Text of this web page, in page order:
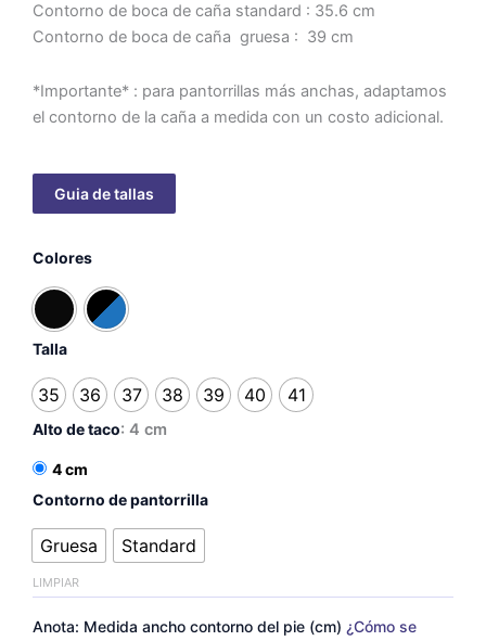
Contorno de boca de caña standard : 35.6 cm
Contorno de boca de caña gruesa : 39 cm
*Importante* : para pantorrillas más anchas, adaptamos
el contorno de la caña a medida con un costo adicional.
Colores
Talla
35 36 37 38 39 40 41
Alto de taco: 4 cm
4 cm
Contorno de pantorrilla
Gruesa Standard
LIMPIAR
Anota: Medida ancho contorno del pie (cm) ¿Cómo se
stripped
taco
4
cm